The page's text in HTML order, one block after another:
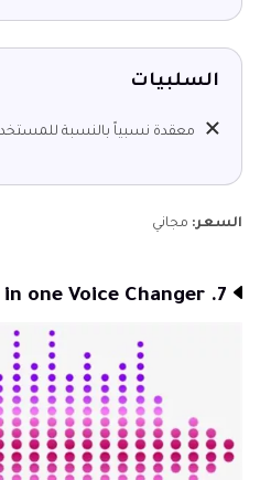
السلبيات
معقدة نسبياً بالنسبة
السعر: مجاني
7. All in one Voice Changer (ويندوز)